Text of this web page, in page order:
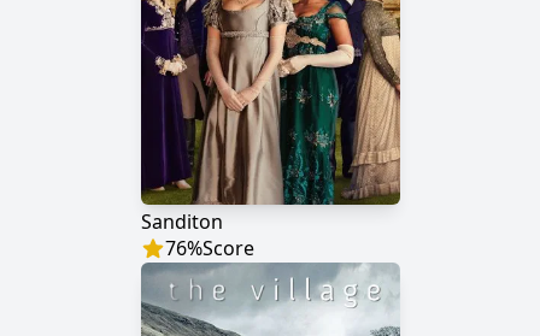
Sanditon
76%Score